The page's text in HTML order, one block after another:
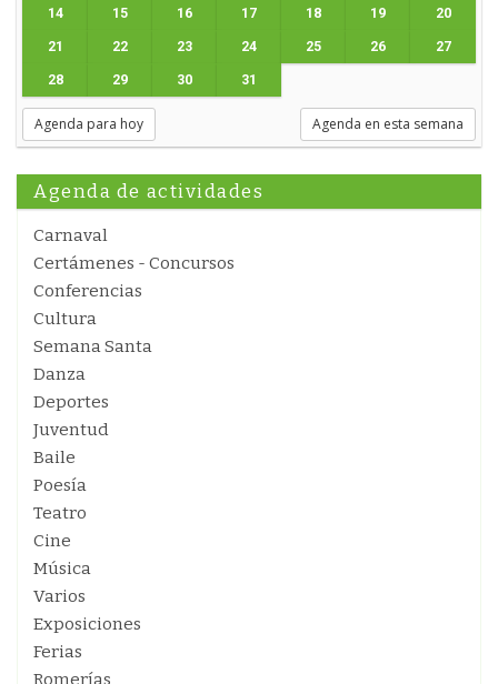
14 15 16 17 18 19 20
21 22 23 24 25 26 27
28 29 30 31
Agenda para hoy Agenda en esta semana
Agenda de actividades
Carnaval
Certámenes - Concursos
Conferencias
Cultura
Semana Santa
Danza
Deportes
Juventud
Baile
Poesía
Teatro
Cine
Música
Varios
Exposiciones
Ferias
Romerías